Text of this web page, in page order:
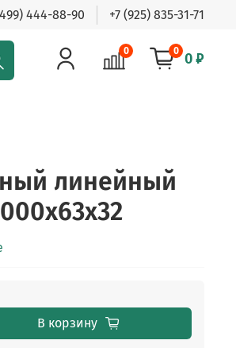
444-88-90 +7 (925) 835-31-71
0 0 0 ₽
линейный
В корзину